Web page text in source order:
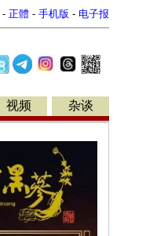
- 正體 - 手机版 - 电子报
视频 杂谈